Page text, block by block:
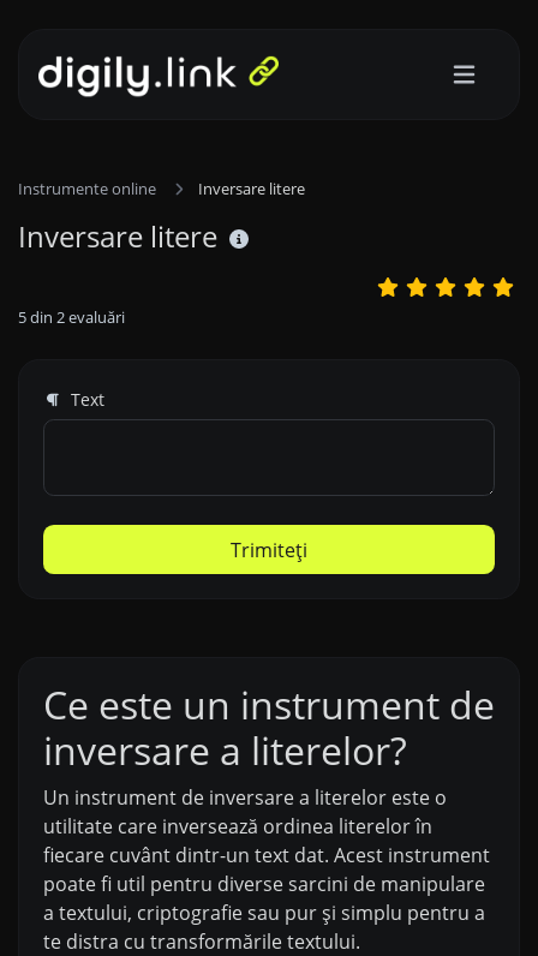
Instrumente online Inversare litere
Inversare litere
5din 2evaluări
Text
Trimiteți
Ce este un instrument de
inversare a literelor?
Un instrument de inversare a literelor este o
utilitate care inversează ordinea literelor în
fiecare cuvânt dintr-un text dat. Acest instrument
poate fi util pentru diverse sarcini de manipulare
a textului, criptografie sau pur și simplu pentru a
te distra cu transformările textului.